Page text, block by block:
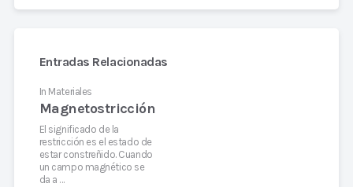
Entradas Relacionadas
In Materiales
Magnetostricción
El significado de la
restricción es el estado de
estar constreñido. Cuando
un campo magnético se
da a …